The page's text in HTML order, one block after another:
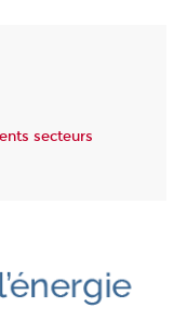
secteurs